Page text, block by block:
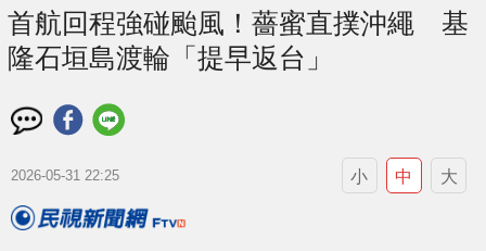
首航回程強碰颱風！薔蜜直撲沖繩 基
隆石垣島渡輪「提早返台」
2026-05-31 22:25 小 中 大